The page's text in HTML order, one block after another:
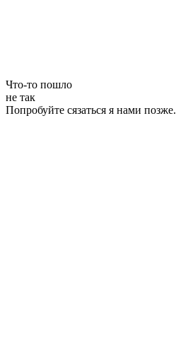
Что-то пошло
не так
Попробуйте сязаться я нами позже.